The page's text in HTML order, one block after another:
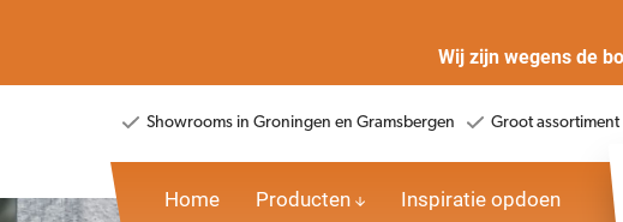
Wij zijn wegens de
Showrooms in Groningen en Gramsbergen Groot assortiment
Home Producten Inspiratie opdoen